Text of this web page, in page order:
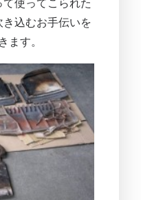
使ってこられた
き込むお手伝いを
ます。